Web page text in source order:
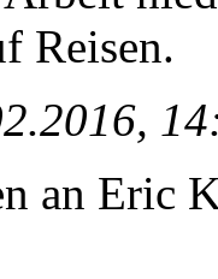
Reisen.
an Eric